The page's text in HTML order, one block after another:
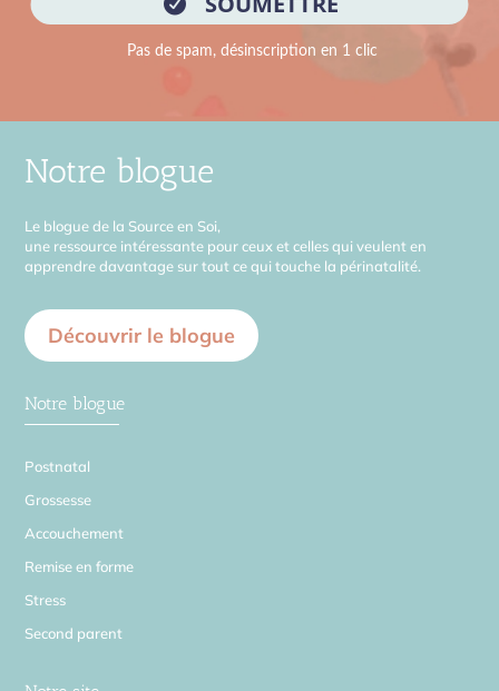
Notre blogue
Le blogue de la Source en Soi,
une ressource intéressante pour ceux et celles qui veulent en
apprendre davantage sur tout ce qui touche la périnatalité.
Découvrir le blogue
Notre blogue
Postnatal
Grossesse
Accouchement
Remise en forme
Stress
Second parent